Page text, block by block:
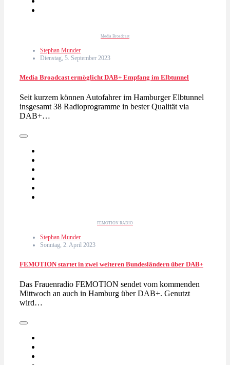
Media Broadcast
Stephan Munder
Dienstag, 5. September 2023
Media Broadcast ermöglicht DAB+ Empfang im Elbtunnel
Seit kurzem können Autofahrer im Hamburger Elbtunnel
insgesamt 38 Radioprogramme in bester Qualität via
DAB+…
FEMOTION RADIO
Stephan Munder
Sonntag, 2. April 2023
FEMOTION startet in zwei weiteren Bundesländern über DAB+
Das Frauenradio FEMOTION sendet vom kommenden
Mittwoch an auch in Hamburg über DAB+. Genutzt
wird…